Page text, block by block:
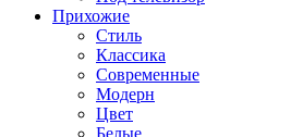
Прихожие
Стиль
Классика
Современные
Модерн
Цвет
Белые